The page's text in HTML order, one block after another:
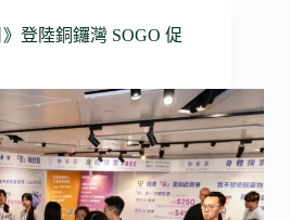
登陸銅鑼灣 SOGO 促